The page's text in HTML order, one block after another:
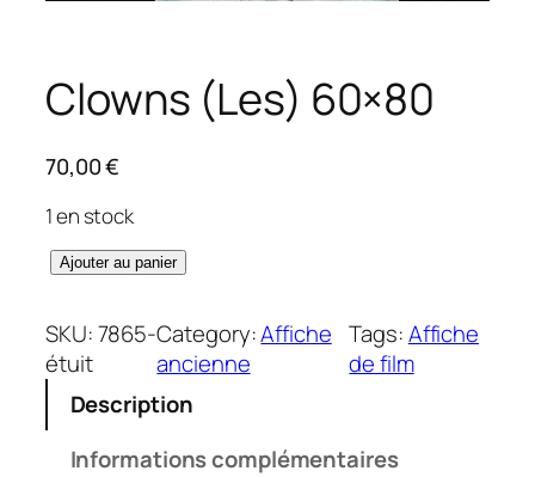
Clowns (Les) 60×80
70,00€
1 en stock
q
a
n
t
Ajouter au panier
SKU:7865-
étuit
Category:Affiche
ancienne
Tags:Affiche
de film
Description
Informations complémentaires